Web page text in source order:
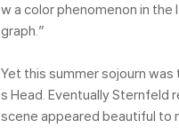
w a color phenomenon in
graph.”
Yet this summer sojourn
s Head. Eventually Sternfeld
scene appeared beautiful to